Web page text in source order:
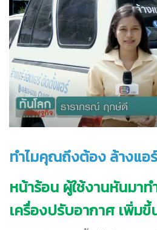
ทำไมคุณถึงต้อง ล้างแอ
หน้าร้อน ผู้ใช้งานหันมาท
เครื่องปรับอากาศ เพิ่มขึ้